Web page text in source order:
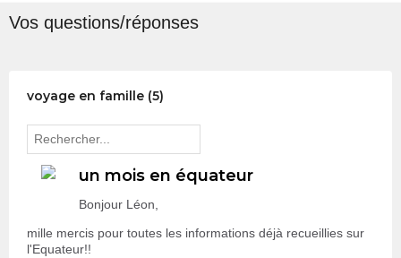
Vos questions/réponses
voyage en famille (5)
un mois en équateur
Bonjour Léon,
mille mercis pour toutes les informations déjà recueillies sur
l'Equateur!!